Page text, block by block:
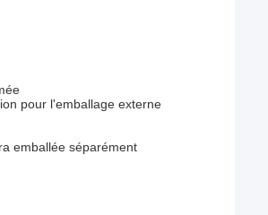
pour l'emballage externe
emballée séparément